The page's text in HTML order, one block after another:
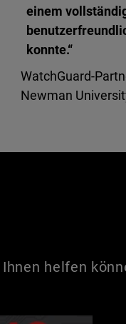
einem
konnte.“
WatchGuard-
Newman
helfen